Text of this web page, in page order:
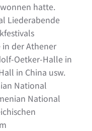
hatte.
Liederabende
der Athener
Oetker-Halle in
in China usw.
National
National